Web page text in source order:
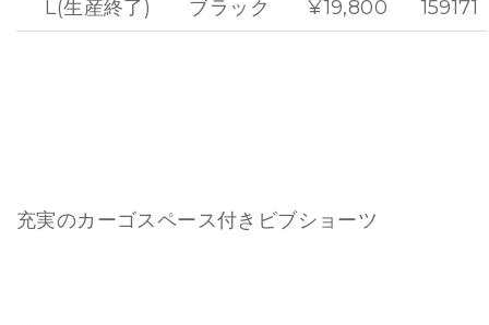
L(生産終了)
ブラック
¥19,800
159171
充実のカーゴスペース付きビブショーツ